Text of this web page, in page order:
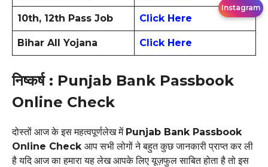
10th, 12th Pass Job Click Here
Bihar All Yojana Click Here
निष्कर्ष : Punjab Bank Passbook
Online Check
दोस्तों आज के इस महत्वपूर्णलेख में Punjab Bank Passbook
Online Check आप सभी लोगों ने बहुत कुछ जानकारी प्राप्त कर ली
है यदि आज का हमारा यह लेख आपके लिए यूज़फुल साबित होता है तो इस
Instagram